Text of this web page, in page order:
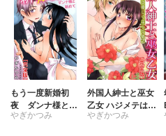
もう一度新婚初
夜 ダンナ様と初
めて【完全版】
やぎかつみ
外国人紳士と巫女
乙女 ハジメテは優
しく淫らな儀式
やぎかつみ